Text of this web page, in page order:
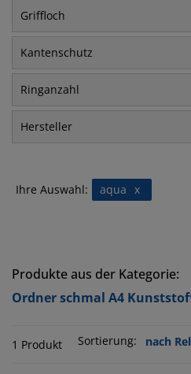
Griffloch
Kantenschutz
Ringanzahl
Hersteller
Ihre Auswahl: x
aqua
Produkte aus der Kategorie:
Ordner schmal A4
1 Produkt Sortierung: